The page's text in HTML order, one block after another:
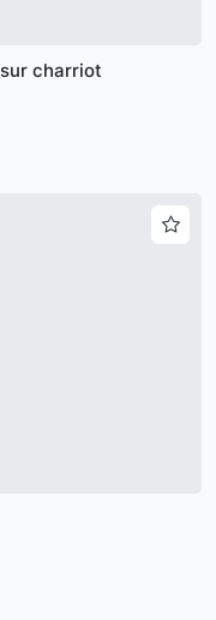
charriot